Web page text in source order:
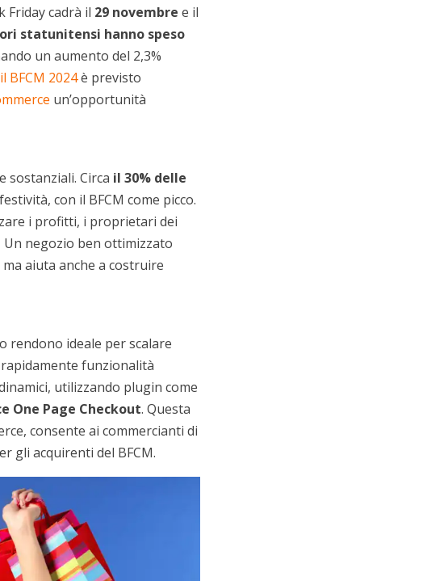
Friday cadrà il 29 novembre e il
statunitensi hanno speso
un aumento del 2,3%
il BFCM 2024è previsto
un’opportunità
sostanziali. Circa il 30% delle
con il BFCM come picco.
i profitti, i proprietari dei
Un negozio ben ottimizzato
aiuta anche a costruire
rendono ideale per scalare
funzionalità
utilizzando plugin come
One Page Checkout. Questa
consente ai commercianti di
gli acquirenti del BFCM.